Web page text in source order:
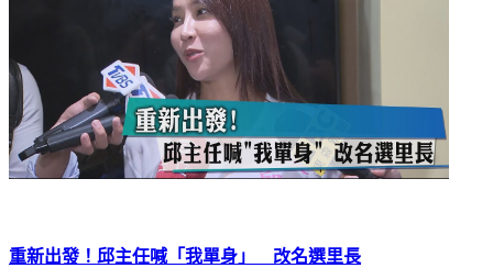
重新出發！邱主任喊「我單身」 改名選里長